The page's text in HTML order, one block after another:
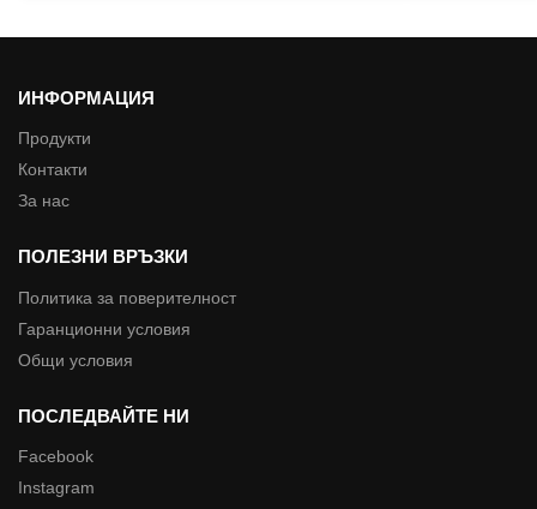
ИНФОРМАЦИЯ
Продукти
Контакти
За нас
ПОЛЕЗНИ ВРЪЗКИ
Политика за поверителност
Гаранционни условия
Общи условия
ПОСЛЕДВАЙТЕ НИ
Facebook
Instagram